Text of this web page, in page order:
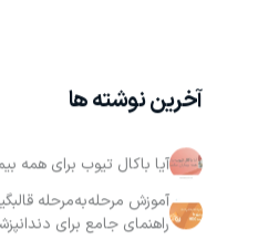
آخرین نوشته ها
آیا باکال تیوب برای همه
راهنمای جامع برای